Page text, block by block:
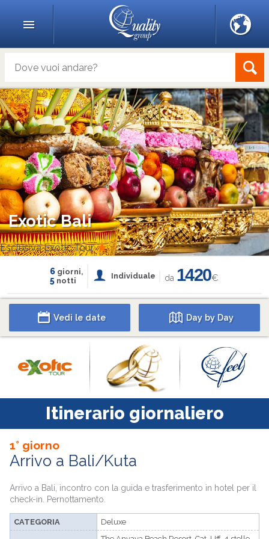
Exotic Bali
Esclusiva Exotic Tour
6 giorni,
5 notti
Individuale da 1420€
Vedi le date Day by Day
Itinerario giornaliero
1° giorno
Arrivo a Bali/Kuta
Arrivo a Bali, incontro con la guida e trasferimento in hotel per il
check-in. Pernottamento.
CATEGORIA Deluxe